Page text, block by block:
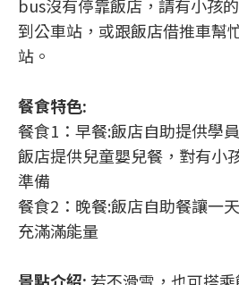
bus沒有停靠飯店，請有小孩
到公車站，或跟飯店借推車幫
站。
餐食特色:
餐食1：早餐:飯店自助提供學
飯店提供兒童嬰兒餐，對有小
準備
餐食2：晚餐:飯店自助餐讓一
充滿滿能量